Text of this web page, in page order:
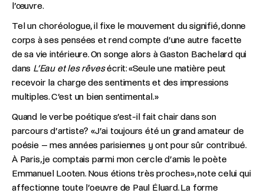
l’œuvre.
Tel un choréologue, il fixe le mouvement du signifié, donne
corps à ses pensées et rend compte d’une autre facette
de sa vie intérieure. On songe alors à Gaston Bachelard qui
dans L’Eau et les rêvesécrit: «Seule une matière peut
recevoir la charge des sentiments et des impressions
multiples. C’est un bien sentimental.»
Quand le verbe poétique s’est-il fait chair dans son
parcours d’artiste? «J’ai toujours été un grand amateur de
poésie – mes années parisiennes y ont pour sûr contribué.
À Paris, je comptais parmi mon cercle d’amis le poète
Emmanuel Looten. Nous étions très proches», note celui qui
affectionne toute l’oeuvre de Paul Éluard. La forme